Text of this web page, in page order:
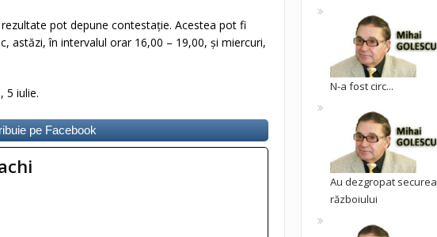
pot depune contestație. Acestea pot fi
astăzi, în intervalul orar 16,00 – 19,00, şi miercuri,
5 iulie.
pe Facebook
N-a fost circ...
Au dezgropat securea
războiului